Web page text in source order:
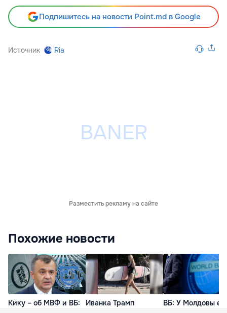
Подпишитесь на новости Point.md в Google
Источник Ria
Разместить рекламу на сайте
Похожие новости
Кику – об МВФ и ВБ:
Иванка Трамп
ВБ: У Молдовы